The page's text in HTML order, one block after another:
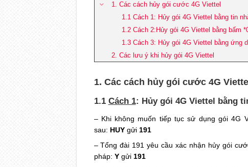
1. Các cách hủy gói cước 4G Viettel
1.1 Cách 1: Hủy gói 4G Viettel bằng tin
1.2 Cách 2:Hủy gói 4G Viettel bằng bấm
1.3 Cách 3: Hủy gói 4G Viettel bằng ứng
2. Các lưu ý khi hủy gói 4G Viettel
1. Các cách hủy gói cước 4G Viettel
1.1 Cách 1: Hủy gói 4G Viettel bằng
– Khi không muốn tiếp tục sử dụng gói 4G
sau: HUYgửi 191
– Tổng đài 191 yêu cầu xác nhận hủy gói
pháp: Ygửi 191